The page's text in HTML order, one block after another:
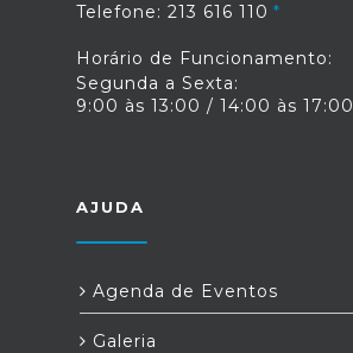
Telefone: 213 616 110
Horário de Funcionamento:
Segunda a Sexta:
9:00 às 13:00 / 14:00 às 17:00
AJUDA
Agenda de Eventos
Galeria